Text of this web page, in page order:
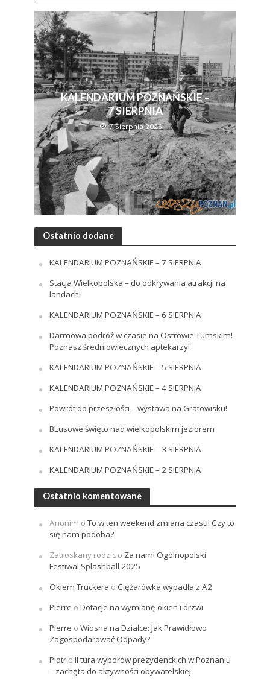
KALENDARIUM POZNAŃSKIE –
7 SIERPNIA
7 Sierpnia 2026
Ostatnio dodane
KALENDARIUM POZNAŃSKIE – 7 SIERPNIA
Stacja Wielkopolska – do odkrywania atrakcji na
landach!
KALENDARIUM POZNAŃSKIE – 6 SIERPNIA
Darmowa podróż w czasie na Ostrowie Tumskim!
Poznasz średniowiecznych aptekarzy!
KALENDARIUM POZNAŃSKIE – 5 SIERPNIA
KALENDARIUM POZNAŃSKIE – 4 SIERPNIA
Powrót do przeszłości – wystawa na Gratowisku!
BLusowe święto nad wielkopolskim jeziorem
KALENDARIUM POZNAŃSKIE – 3 SIERPNIA
KALENDARIUM POZNAŃSKIE – 2 SIERPNIA
Ostatnio komentowane
Anonim oTo w ten weekend zmiana czasu! Czy to
się nam podoba?
Zatroskany rodzico Za nami Ogólnopolski
Festiwal Splashball 2025
Okiem Truckera o Ciężarówka wypadła z A2
Pierre o Dotacje na wymianę okien i drzwi
Pierre o Wiosna na Działce: Jak Prawidłowo
Zagospodarować Odpady?
Piotro II tura wyborów prezydenckich w Poznaniu
– zachęta do aktywności obywatelskiej